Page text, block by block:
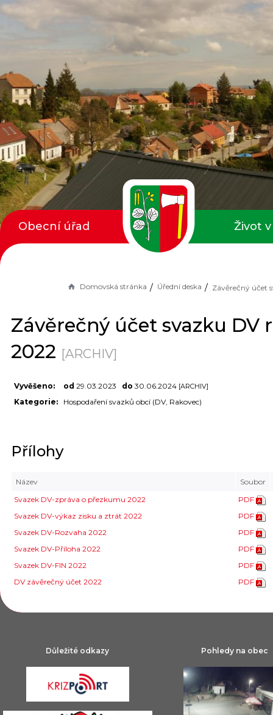
Domovská stránka Úřední deska
Závěrečný účet svazku DV
2022 [ARCHIV]
Vyvěšeno: od 29.03.2023 do 30.06.2024 [ARCHIV]
Kategorie: Hospodaření svazků obcí (DV, Rakovec)
Přílohy
Název
Soubor
Svazek DV-zpráva o přezkumu 2022
PDF
Svazek DV-výkaz zisku a ztrát 2022
PDF
Svazek DV-Rozvaha 2022
PDF
Svazek DV-Příloha 2022
PDF
Svazek DV-FIN 2022
PDF
DV závěrečný účet 2022
PDF
Obecní úřad Život
Důležité odkazy Pohledy na obec